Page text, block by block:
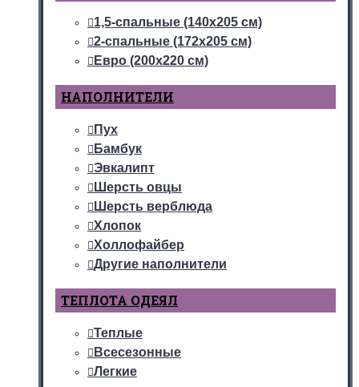
1,5-спальные (140х205 см)
2-спальные (172х205 см)
Евро (200х220 см)
НАПОЛНИТЕЛИ
Пух
Бамбук
Эвкалипт
Шерсть овцы
Шерсть верблюда
Хлопок
Холлофайбер
Другие наполнители
ТЕПЛОТА ОДЕЯЛ
Теплые
Всесезонные
Легкие